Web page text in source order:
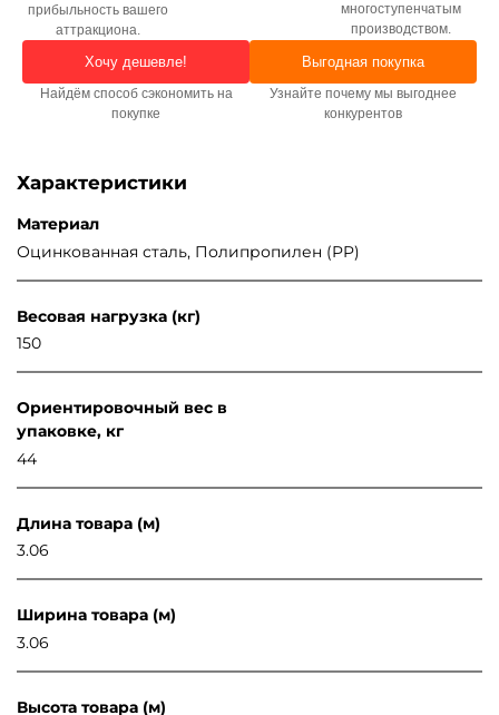
прибыльность вашего
аттракциона.
многоступенчатым
производством.
Хочу дешевле!
Найдём способ сэкономить на
покупке
Выгодная покупка
Узнайте почему мы выгоднее
конкурентов
Характеристики
Материал
Оцинкованная сталь, Полипропилен (PP)
Весовая нагрузка (кг)
150
Ориентировочный вес в
упаковке, кг
44
Длина товара (м)
3.06
Ширина товара (м)
3.06
Высота товара (м)